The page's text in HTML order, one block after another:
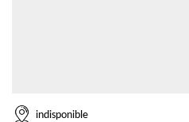
indisponible